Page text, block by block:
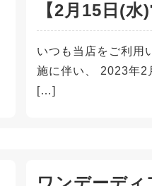
【2月15日(
いつも当店をご利用
施に伴い、 2023年
[…]